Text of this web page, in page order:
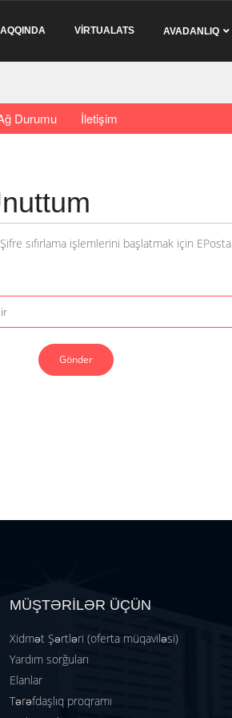
VİRTUALATS AVADANLIQ
Durumu İletişim
sıfırlama işlemlerini başlatmak için EPosta
Gönder
MÜŞTƏRİLƏR ÜÇÜN
Xidmət Şərtləri (oferta müqaviləsi)
Yardım sorğuları
Elanlar
Tərəfdaşlıq proqramı